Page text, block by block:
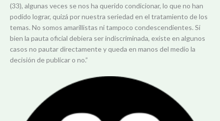
(33), algunas veces se nos ha querido condicionar, lo que no han
podido lograr, quizá por nuestra seriedad en el tratamiento de los
temas. No somos amarillistas ni tampoco condescendientes. Si
bien la pauta oficial debiera ser indiscriminada, existe en algunos
casos no pautar directamente y queda en manos del medio la
decisión de publicar o no.”